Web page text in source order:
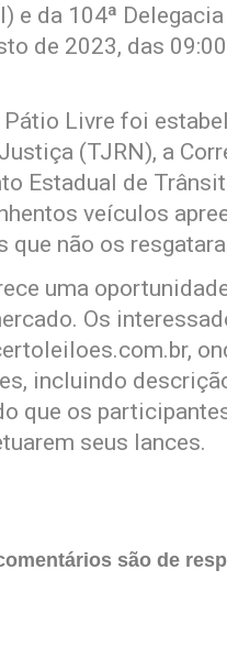
e da 104ª
de 2023, das
Pátio Livre foi
(TJRN), a
Estadual de
veículos
que não os
uma
Os
incluindo
que os
seus lances.
são de